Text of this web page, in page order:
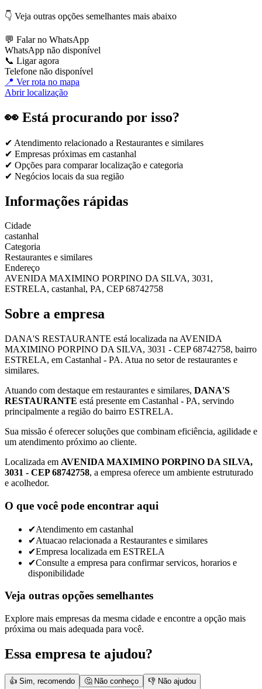
👇 Veja outras opções semelhantes mais abaixo
💬 Falar no WhatsApp
WhatsApp não disponível
📞 Ligar agora
Telefone não disponível
📍 Ver rota no mapa
Abrir localização
👀 Está procurando por isso?
✔ Atendimento relacionado a Restaurantes e similares
✔ Empresas próximas em castanhal
✔ Opções para comparar localização e categoria
✔ Negócios locais da sua região
Informações rápidas
Cidade
castanhal
Categoria
Restaurantes e similares
Endereço
AVENIDA MAXIMINO PORPINO DA SILVA, 3031,
ESTRELA, castanhal, PA, CEP 68742758
Sobre a empresa
DANA'S RESTAURANTE está localizada na AVENIDA
MAXIMINO PORPINO DA SILVA, 3031 - CEP 68742758, bairro
ESTRELA, em Castanhal - PA. Atua no setor de restaurantes e
similares.
Atuando com destaque em restaurantes e similares, DANA'S
RESTAURANTE está presente em Castanhal - PA, servindo
principalmente a região do bairro ESTRELA.
Sua missão é oferecer soluções que combinam eficiência, agilidade e
um atendimento próximo ao cliente.
Localizada em AVENIDA MAXIMINO PORPINO DA SILVA,
3031 - CEP 68742758, a empresa oferece um ambiente estruturado
e acolhedor.
O que você pode encontrar aqui
✔Atendimento em castanhal
✔Atuacao relacionada a Restaurantes e similares
✔Empresa localizada em ESTRELA
✔Consulte a empresa para confirmar servicos, horarios e
disponibilidade
Veja outras opções semelhantes
Explore mais empresas da mesma cidade e encontre a opção mais
próxima ou mais adequada para você.
Essa empresa te ajudou?
👍 Sim, recomendo 🤔 Não conheço 👎 Não ajudou